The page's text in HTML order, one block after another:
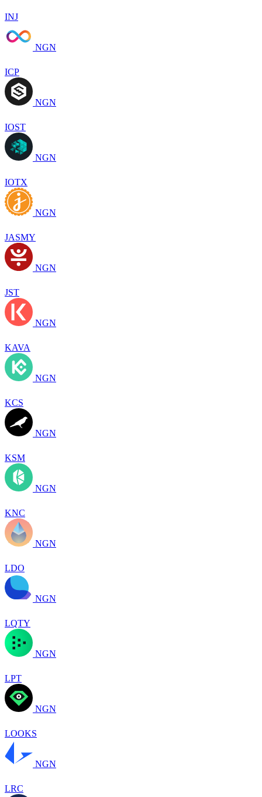
INJ
NGN
ICP
NGN
IOST
NGN
IOTX
NGN
JASMY
NGN
JST
NGN
KAVA
NGN
KCS
NGN
KSM
NGN
KNC
NGN
LDO
NGN
LQTY
NGN
LPT
NGN
LOOKS
NGN
LRC